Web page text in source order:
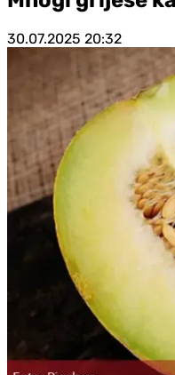
30.07.2025 20:32